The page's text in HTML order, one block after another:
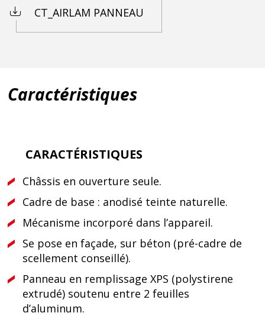
CT_AIRLAM PANNEAU
Caractéristiques
CARACTÉRISTIQUES
Châssis en ouverture seule.
Cadre de base : anodisé teinte naturelle.
Mécanisme incorporé dans l’appareil.
Se pose en façade, sur béton (pré-cadre de
scellement conseillé).
Panneau en remplissage XPS (polystirene
extrudé) soutenu entre 2 feuilles
d’aluminum.